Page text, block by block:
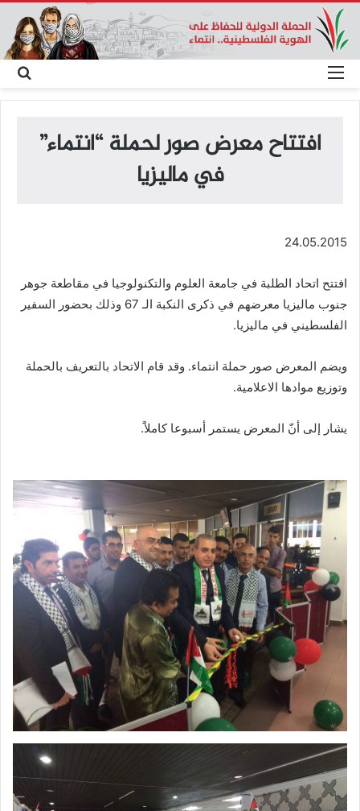
عن
القائمة
افتتاح معرض صور لحملة “انتماء”
في ماليزيا
24.05.2015
افتتح اتحاد الطلبة في جامعة العلوم والتكنولوجيا في مقاطعة جوهر
جنوب ماليزيا معرضهم في ذكرى النكبة الـ 67 وذلك بحضور السفير
الفلسطيني في ماليزيا.
ويضم المعرض صور حملة انتماء. وقد قام الاتحاد بالتعريف بالحملة
وتوزيع موادها الاعلامية.
يشار إلى أنّ المعرض يستمر أسبوعا كاملاًَ.